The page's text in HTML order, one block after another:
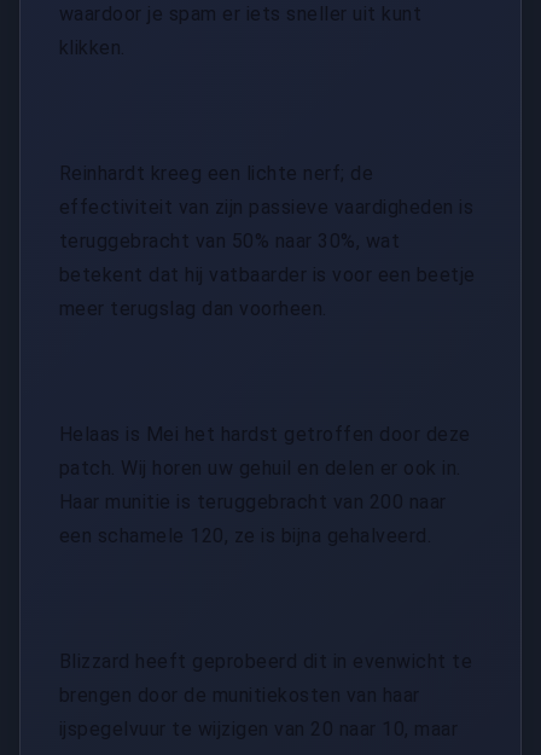
waardoor je spam er iets sneller uit kunt
klikken.
Reinhardt kreeg een lichte nerf; de
effectiviteit van zijn passieve vaardigheden is
teruggebracht van 50% naar 30%, wat
betekent dat hij vatbaarder is voor een beetje
meer terugslag dan voorheen.
Helaas is Mei het hardst getroffen door deze
patch. Wij horen uw gehuil en delen er ook in.
Haar munitie is teruggebracht van 200 naar
een schamele 120, ze is bijna gehalveerd.
Blizzard heeft geprobeerd dit in evenwicht te
brengen door de munitiekosten van haar
ijspegelvuur te wijzigen van 20 naar 10, maar